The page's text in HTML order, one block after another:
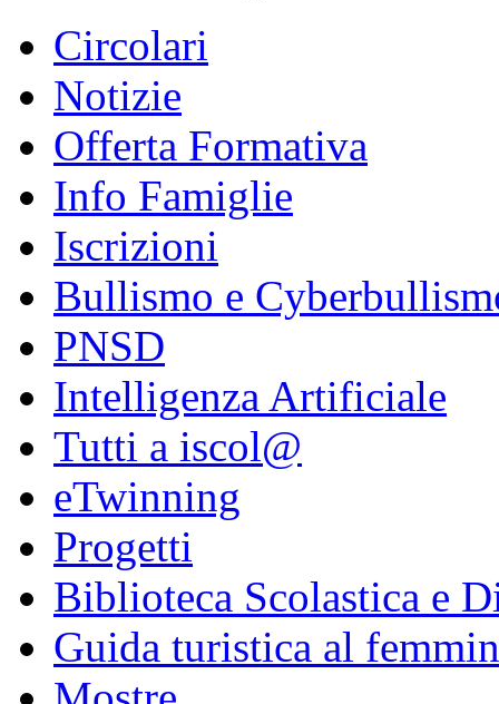
Circolari
Notizie
Offerta Formativa
Info Famiglie
Iscrizioni
Bullismo e
PNSD
Intelligenza Artificiale
Tutti a iscol@
eTwinning
Progetti
Biblioteca Scolastica e
Guida turistica al